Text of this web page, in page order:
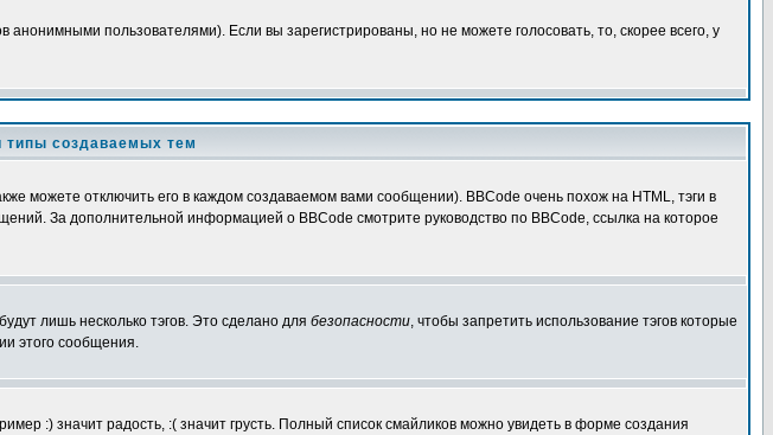
анонимными пользователями). Если вы зарегистрированы, но не можете голосовать, то, скорее всего, у
типы создаваемых тем
можете отключить его в каждом создаваемом вами сообщении). BBCode очень похож на HTML, тэги в
За дополнительной информацией о BBCode смотрите руководство по BBCode, ссылка на которое
лишь несколько тэгов. Это сделано для безопасности, чтобы запретить использование тэгов которые
этого сообщения.
:) значит радость, :( значит грусть. Полный список смайликов можно увидеть в форме создания